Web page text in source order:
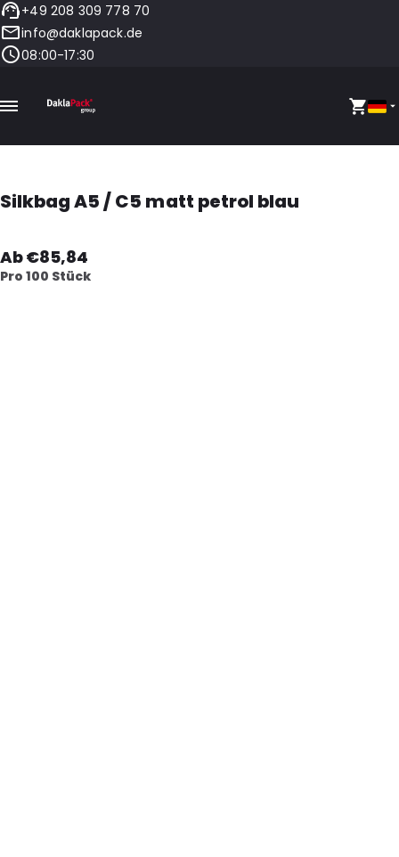
+49 208 309 778 70
info@daklapack.de
08:00-17:30
Silkbag A5 / C5 matt petrol blau
Ab €85,84
Pro 100 Stück